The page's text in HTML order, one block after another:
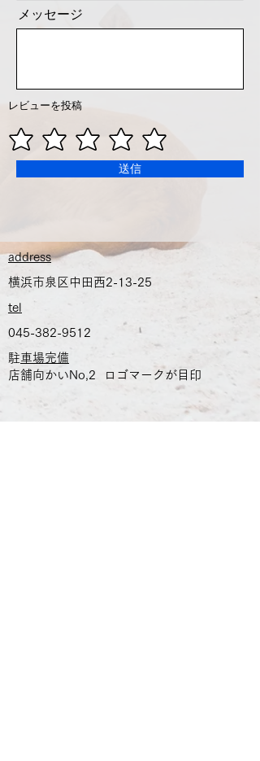
メッセージ
レビューを投稿
送信
​address
横浜市泉区中田西2-13-25
tel
045-382-9512
​駐車場完備
店舗向かいNo,2 ロゴマークが目印